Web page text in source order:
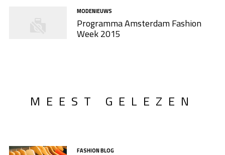
MODENIEUWS
Programma Amsterdam Fashion
Week 2015
MEEST GELEZEN
FASHION BLOG